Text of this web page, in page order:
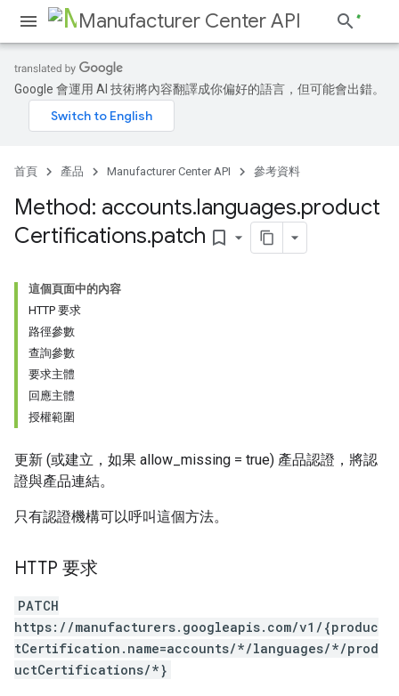
Manufacturer Center API
Google 會運用 AI 技術將內容翻譯成你偏好的語言，但可能會出錯。
首頁 產品 Manufacturer Center API 參考資料
Method: accounts.languages.product
Certifications.patch bookmark_border
這個頁面中的內容
HTTP 要求
路徑參數
查詢參數
要求主體
回應主體
授權範圍
更新 (或建立，如果 allow_missing = true) 產品認證，將認
證與產品連結。
只有認證機構可以呼叫這個方法。
HTTP 要求
PATCH
https://manufacturers.googleapis.com/v1/{produc
tCertification.name=accounts/*/languages/*/prod
uctCertifications/*}